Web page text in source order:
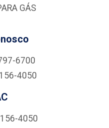
GÁS
6700
4050
4050